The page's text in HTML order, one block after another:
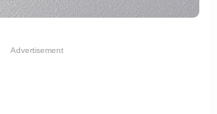
Advertisement